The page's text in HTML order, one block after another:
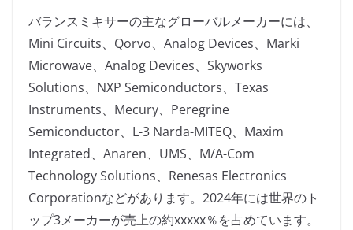
バランスミキサーの主なグローバルメーカーには、
Mini Circuits、Qorvo、Analog Devices、Marki
Microwave、Analog Devices、Skyworks
Solutions、NXP Semiconductors、Texas
Instruments、Mecury、Peregrine
Semiconductor、L-3 Narda-MITEQ、Maxim
Integrated、Anaren、UMS、M/A-Com
Technology Solutions、Renesas Electronics
Corporationなどがあります。2024年には世界のト
ップ3メーカーが売上の約xxxxx％を占めています。